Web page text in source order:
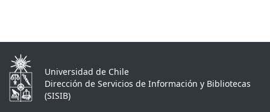
Universidad de Chile
Dirección de Servicios de Información y Bibliotecas
(SISIB)